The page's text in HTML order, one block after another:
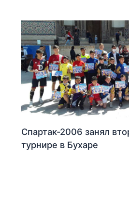
Спартак-2006 занял
турнире в Бухаре